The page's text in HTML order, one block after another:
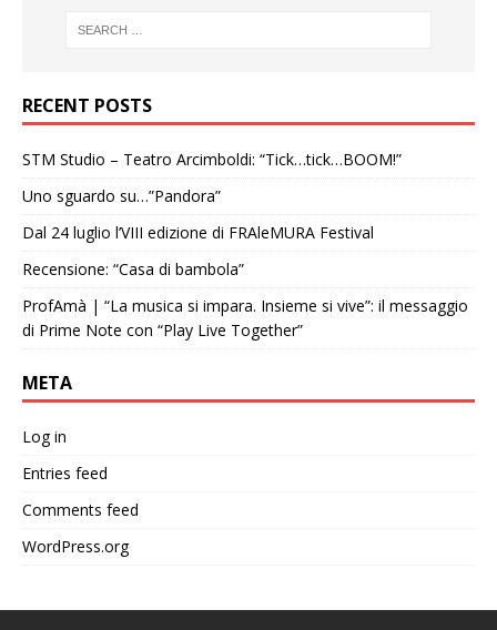
RECENT POSTS
STM Studio – Teatro Arcimboldi: “Tick…tick…BOOM!”
Uno sguardo su…”Pandora”
Dal 24 luglio l’VIII edizione di FRAleMURA Festival
Recensione: “Casa di bambola”
ProfAmà | “La musica si impara. Insieme si vive”: il messaggio
di Prime Note con “Play Live Together”
META
Log in
Entries feed
Comments feed
WordPress.org